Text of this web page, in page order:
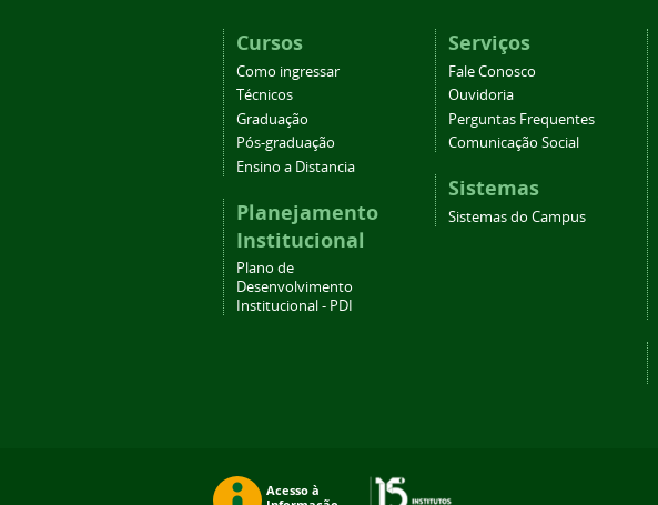
Cursos
Como ingressar
Técnicos
Graduação
Pós-graduação
Ensino a Distancia
Planejamento
Institucional
Plano de
Desenvolvimento
Institucional - PDI
Serviços
Fale Conosco
Ouvidoria
Perguntas Frequentes
Comunicação Social
Sistemas
Sistemas do Campus